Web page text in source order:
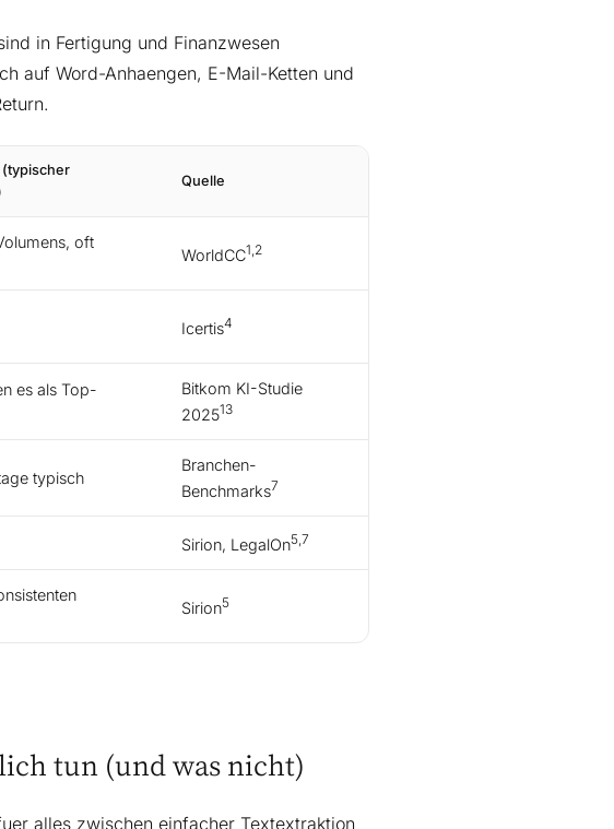
in Fertigung und Finanzwesen
auf Word-Anhaengen, E-Mail-Ketten und
(typischer
Quelle
oft
WorldCC1,2
Icertis4
es als Top-
Bitkom KI-Studie
202513
typisch
Branchen-
Benchmarks7
Sirion, LegalOn5,7
Sirion5
tun (und was nicht)
alles zwischen einfacher Textextraktion